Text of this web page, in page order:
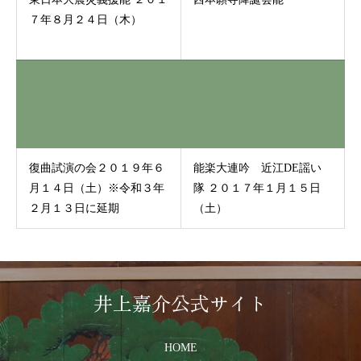
７年８月２４日（木）
復曲試演の会２０１９年６
月１４日（土）※令和３年
２月１３日に延期
能楽大連吟 近江DE謡い
隊 ２０１７年１月１５日
（土）
井上嘉介公式サイト
HOME